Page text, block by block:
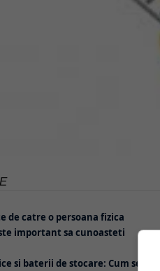
de catre o persoana fizica
important sa cunoasteti
si baterii de stocare: Cum se